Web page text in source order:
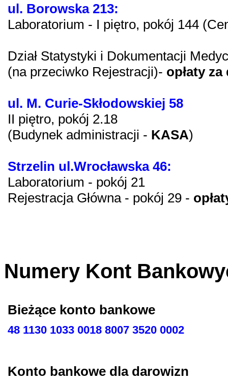
ul. Borowska 213:
Laboratorium - I piętro, pokój 144
Dział Statystyki i Dokumentacji
(na przeciwko Rejestracji)- opłaty
ul. M. Curie-Skłodowskiej 58
II piętro, pokój 2.18
(Budynek administracji - KASA)
Strzelin ul.Wrocławska 46:
Laboratorium - pokój 21
Rejestracja Główna - pokój 29 -
Numery Kont
Bieżące konto bankowe
48 1130 1033 0018 8007 3520 0002
Konto bankowe dla darowizn